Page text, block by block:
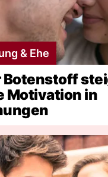
& Ehe
Botenstoff
Motivation in